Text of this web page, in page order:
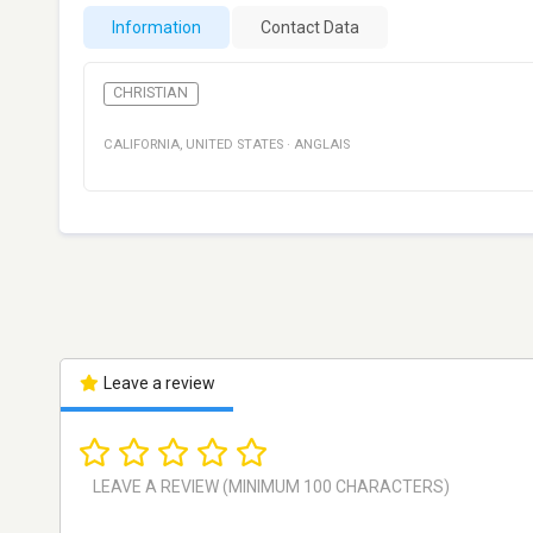
Information Contact Data
CHRISTIAN
CALIFORNIA, UNITED STATES · ANGLAIS
Leave a review